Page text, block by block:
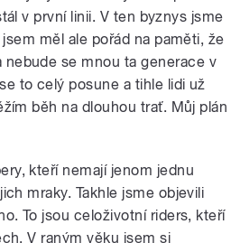
v první linii. V ten byznys jsme
měl ale pořád na paměti, že
nebude se mnou ta generace v
to celý posune a tihle lidi už
běh na dlouhou trať. Můj plán
kteří nemají jenom jednu
mraky. Takhle jsme objevili
To jsou celoživotní riders, kteří
V raným věku jsem si